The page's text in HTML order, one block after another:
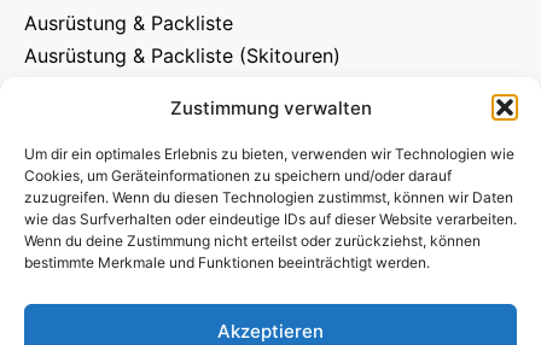
Zustimmung verwalten
Um dir ein optimales Erlebnis zu bieten, verwenden wir Technologien wie
Cookies, um Geräteinformationen zu speichern und/oder darauf
zuzugreifen. Wenn du diesen Technologien zustimmst, können wir Daten
wie das Surfverhalten oder eindeutige IDs auf dieser Website verarbeiten.
Wenn du deine Zustimmung nicht erteilst oder zurückziehst, können
bestimmte Merkmale und Funktionen beeinträchtigt werden.
Akzeptieren
Ausrüstung & Packliste
Ausrüstung & Packliste (Skitouren)
NaturFreunde